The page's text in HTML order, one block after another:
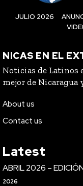
JULIO 2026
NICAS EN EL
Noticias de Latinos
mejor de Nicaragua
About us
Contact us
Latest
ABRIL 2026 –
2026